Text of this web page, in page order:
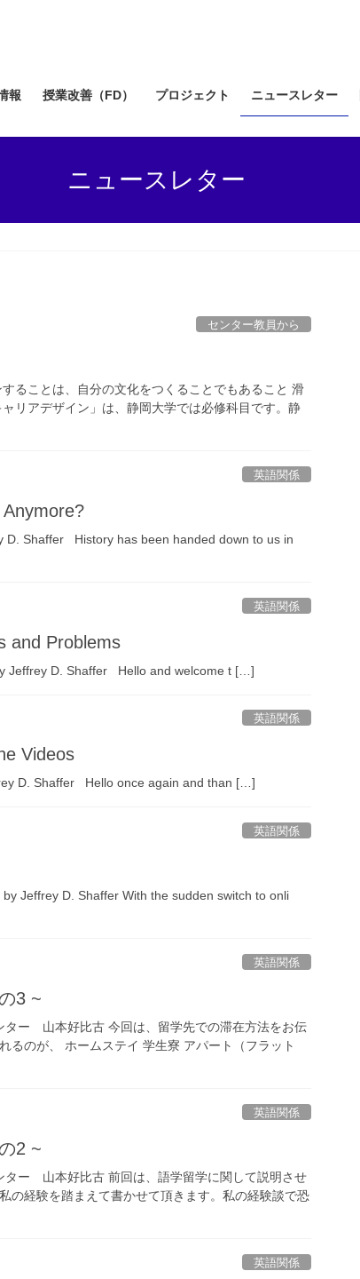
報 授業改善（FD） プロジェクト ニュースレター
ニュースレター
センター教員から
ることは、自分の文化をつくることでもあること 滑
リアデザイン」は、静岡大学では必修科目です。静
英語関係
D. Shaffer History has been handed down to us in
英語関係
and Problems
Jeffrey D. Shaffer Hello and welcome t […]
英語関係
Videos
D. Shaffer Hello once again and than […]
英語関係
Jeffrey D. Shaffer With the sudden switch to onli
英語関係
3 ~
ー 山本好比古 今回は、留学先での滞在方法をお伝
るのが、 ホームステイ 学生寮 アパート（フラット
英語関係
2 ~
ー 山本好比古 前回は、語学留学に関して説明させ
の経験を踏まえて書かせて頂きます。私の経験談で恐
英語関係